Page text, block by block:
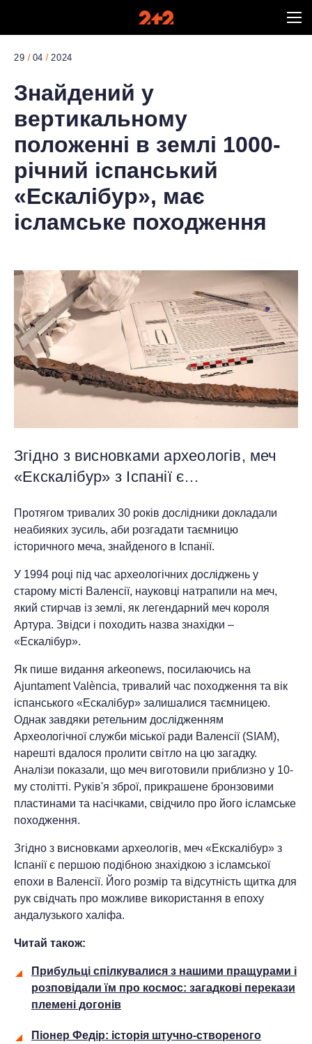
29 04 2024
Знайдений у
вертикальному
положенні в землі 1000-
річний іспанський
«Ескалібур», має
ісламське походження
Згідно з висновками археологів, меч
«Екскалібур» з Іспанії є…
Протягом тривалих 30 років дослідники докладали
неабияких зусиль, аби розгадати таємницю
історичного меча, знайденого в Іспанії.
У 1994 році під час археологічних досліджень у
старому місті Валенсії, науковці натрапили на меч,
який стирчав із землі, як легендарний меч короля
Артура. Звідси і походить назва знахідки –
«Ескалібур».
Як пише видання arkeonews, посилаючись на
Ajuntament València, тривалий час походження та вік
іспанського «Ескалібур» залишалися таємницею.
Однак завдяки ретельним дослідженням
Археологічної служби міської ради Валенсії (SIAM),
нарешті вдалося пролити світло на цю загадку.
Аналізи показали, що меч виготовили приблизно у 10-
му столітті. Руків'я зброї, прикрашене бронзовими
пластинами та насічками, свідчило про його ісламське
походження.
Згідно з висновками археологів, меч «Екскалібур» з
Іспанії є першою подібною знахідкою з ісламської
епохи в Валенсії. Його розмір та відсутність щитка для
рук свідчать про можливе використання в епоху
андалузького халіфа.
Читай також:
Прибульці спілкувалися з нашими пращурами і
розповідали їм про космос: загадкові перекази
племені догонів
Піонер Федір: історія штучно-створеного